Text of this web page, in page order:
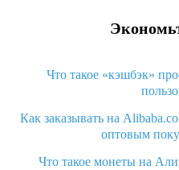
Что такое «кэшбэк»
Как заказывать на
оптовым
Что такое монеты на